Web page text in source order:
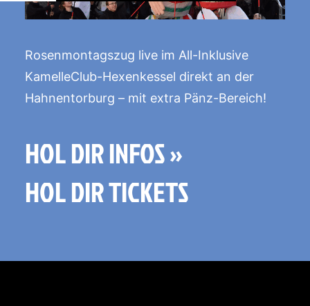
Rosenmontagszug live im All-Inklusive
KamelleClub-Hexenkessel direkt an der
Hahnentorburg – mit extra Pänz-Bereich!
HOL DIR INFOS »
HOL DIR TICKETS